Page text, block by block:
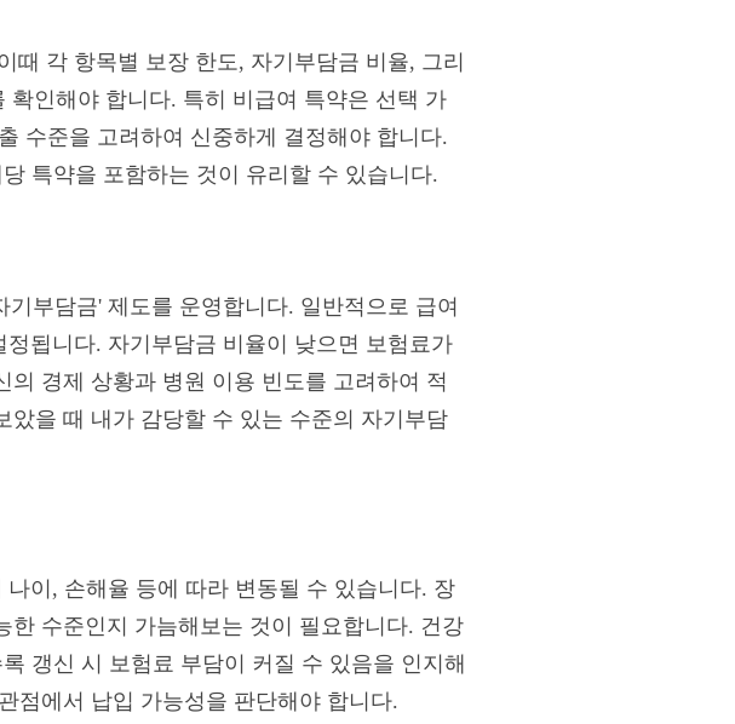
때 각 항목별 보장 한도, 자기부담금 비율, 그리
인해야 합니다. 특히 비급여 특약은 선택 가
수준을 고려하여 신중하게 결정해야 합니다.
특약을 포함하는 것이 유리할 수 있습니다.
부담금' 제도를 운영합니다. 일반적으로 급여
됩니다. 자기부담금 비율이 낮으면 보험료가
경제 상황과 병원 이용 빈도를 고려하여 적
을 때 내가 감당할 수 있는 수준의 자기부담
이, 손해율 등에 따라 변동될 수 있습니다. 장
수준인지 가늠해보는 것이 필요합니다. 건강
갱신 시 보험료 부담이 커질 수 있음을 인지해
점에서 납입 가능성을 판단해야 합니다.